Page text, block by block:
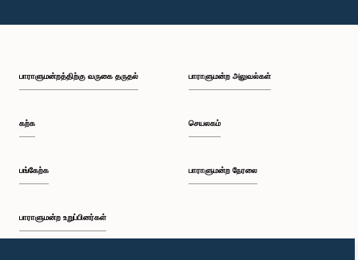
பாராளுமன்றத்திற்கு வருகை தருதல்
கற்க
பங்கேற்க
பாராளுமன்ற உறுப்பினர்கள்
பாராளுமன்ற அலுவல்கள்
செயலகம்
பாராளுமன்ற நேரலை